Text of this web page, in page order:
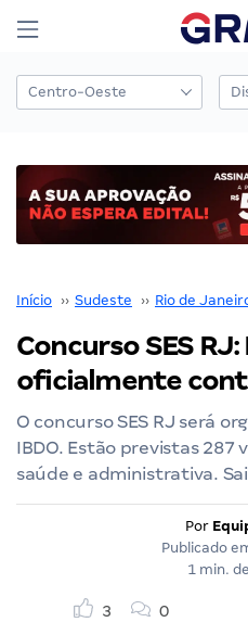
Início ›› Sudeste ›› Rio de
Concurso SES
oficialmente
O concurso SES RJ será
IBDO. Estão previstas 287
saúde e administrativa.
Por
Publicado
1 min.
3 0